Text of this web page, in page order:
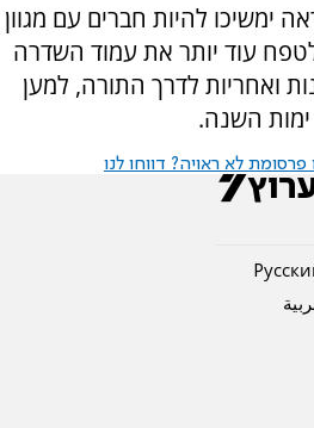
ימשיכו להיות חברים עם מגוון
לטפח עוד יותר את עמוד השדרה
ואחריות לדרך התורה, למען
השנה.
לא ראויה? דווחו לנו